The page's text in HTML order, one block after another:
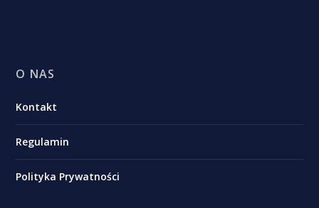
O NAS
Kontakt
Regulamin
Polityka Prywatności